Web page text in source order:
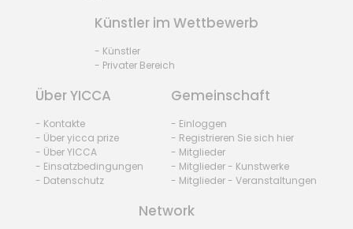
Künstler im Wettbewerb
- Künstler
- Privater Bereich
Über YICCA
- Kontakte
- Über yicca prize
- Über YICCA
- Einsatzbedingungen
- Datenschutz
Gemeinschaft
- Einloggen
- Registrieren Sie sich hier
- Mitglieder
- Mitglieder - Kunstwerke
- Mitglieder - Veranstaltungen
Network